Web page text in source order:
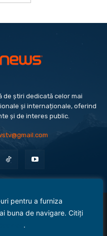
pentru a furniza
buna de navigare. Citiți
.
de știri dedicată celor mai
și internaționale, oferind
și de interes public.
Social
Sport
Antreprenoriat
Publică